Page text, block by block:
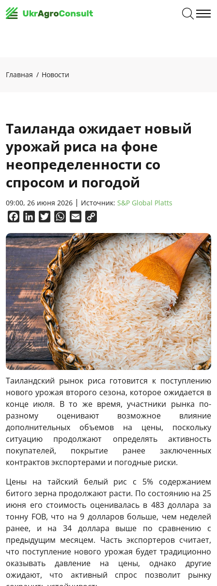
Главная Новости
Таиланда ожидает новый
урожай риса на фоне
неопределенности со
спросом и погодой
09:00, 26 июня 2026 Источник: S&P Global Platts
FacebookLinkedInTwitterWhatsApp
Email
Таиландский рынок риса готовится к поступлению
нового урожая второго сезона, которое ожидается в
конце июля. В то же время, участники рынка по-
разному оценивают возможное влияние
дополнительных объемов на цены, поскольку
ситуацию продолжают определять активность
покупателей, покрытие ранее заключенных
контрактов экспортерами и погодные риски.
Цены на тайский белый рис с 5% содержанием
битого зерна продолжают расти. По состоянию на 25
июня его стоимость оценивалась в 483 доллара за
тонну FOB, что на 9 долларов больше, чем неделей
ранее, и на 34 доллара выше по сравнению с
предыдущим месяцем. Часть экспортеров считает,
что поступление нового урожая будет традиционно
оказывать давление на цены, однако другие
ожидают, что активный спрос позволит рынку